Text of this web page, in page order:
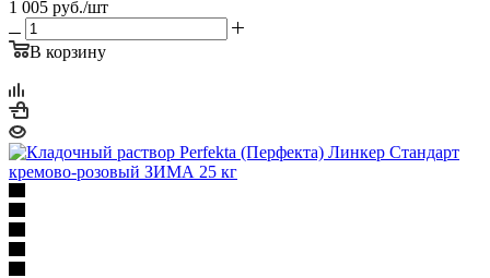
1 005 руб./шт
В корзину